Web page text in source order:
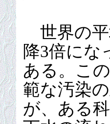
世界の平
降3倍にな
ある。こ
範な汚染
が、ある